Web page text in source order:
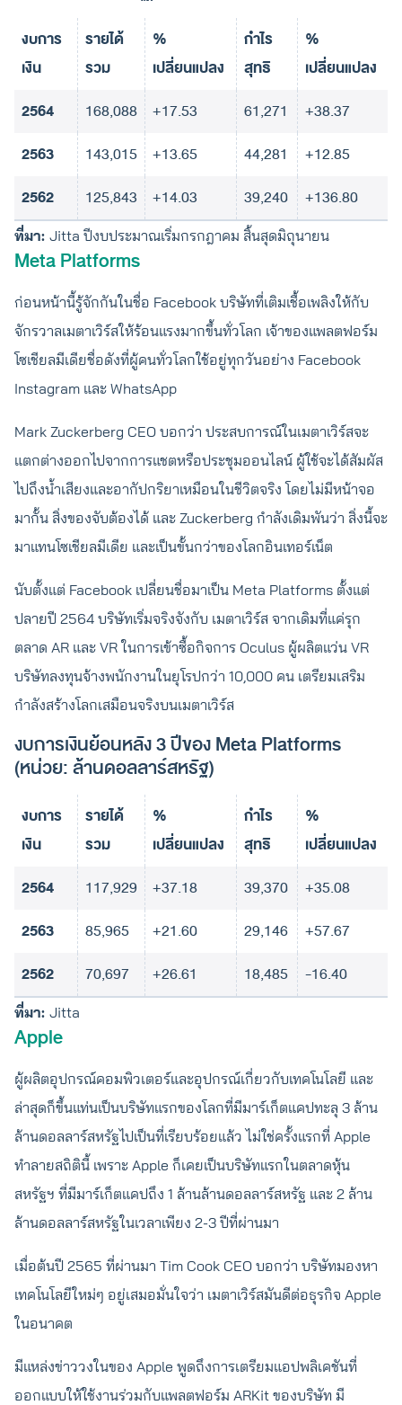
งบการ
เงิน
รายได้
รวม
%
เปลี่ยนแปลง
กำไร
สุทธิ
%
เปลี่ยนแปลง
2564
168,088 +17.53 61,271 +38.37
2563 143,015 +13.65 44,281 +12.85
2562 125,843 +14.03 39,240 +136.80
ที่มา: Jitta ปีงบประมาณเริ่มกรกฎาคม สิ้นสุดมิถุนายน
Meta Platforms
ก่อนหน้านี้รู้จักกันในชื่อ Facebook บริษัทที่เติมเชื้อเพลิงให้กับ
จักรวาลเมตาเวิร์สให้ร้อนแรงมากขึ้นทั่วโลก เจ้าของแพลตฟอร์ม
โซเชียลมีเดียชื่อดังที่ผู้คนทั่วโลกใช้อยู่ทุกวันอย่าง Facebook
Instagram และ WhatsApp
Mark Zuckerberg CEO บอกว่า ประสบการณ์ในเมตาเวิร์สจะ
แตกต่างออกไปจากการแชตหรือประชุมออนไลน์ ผู้ใช้จะได้สัมผัส
ไปถึงน้ำเสียงและอากัปกริยาเหมือนในชีวิตจริง โดยไม่มีหน้าจอ
มากั้น สิ่งของจับต้องได้ และ Zuckerberg กำลังเดิมพันว่า สิ่งนี้จะ
มาแทนโซเชียลมีเดีย และเป็นขั้นกว่าของโลกอินเทอร์เน็ต
นับตั้งแต่ Facebook เปลี่ยนชื่อมาเป็น Meta Platforms ตั้งแต่
ปลายปี 2564 บริษัทเริ่มจริงจังกับ เมตาเวิร์ส จากเดิมที่แค่รุก
ตลาด AR และ VR ในการเข้าซื้อกิจการ Oculus ผู้ผลิตแว่น VR
บริษัทลงทุนจ้างพนักงานในยุโรปกว่า 10,000 คน เตรียมเสริม
กำลังสร้างโลกเสมือนจริงบนเมตาเวิร์ส
งบการเงินย้อนหลัง 3 ปีของ Meta Platforms
(หน่วย: ล้านดอลลาร์สหรัฐ)
งบการ
เงิน
รายได้
รวม
%
เปลี่ยนแปลง
กำไร
สุทธิ
%
เปลี่ยนแปลง
2564
117,929 +37.18 39,370 +35.08
2563 85,965 +21.60 29,146 +57.67
2562 70,697 +26.61 18,485 -16.40
ที่มา: Jitta
Apple
ผู้ผลิตอุปกรณ์คอมพิวเตอร์และอุปกรณ์เกี่ยวกับเทคโนโลยี และ
ล่าสุดก็ขึ้นแท่นเป็นบริษัทแรกของโลกที่มีมาร์เก็ตแคปทะลุ 3 ล้าน
ล้านดอลลาร์สหรัฐไปเป็นที่เรียบร้อยแล้ว ไม่ใช่ครั้งแรกที่ Apple
ทำลายสถิตินี้ เพราะ Apple ก็เคยเป็นบริษัทแรกในตลาดหุ้น
สหรัฐฯ ที่มีมาร์เก็ตแคปถึง 1 ล้านล้านดอลลาร์สหรัฐ และ 2 ล้าน
ล้านดอลลาร์สหรัฐในเวลาเพียง 2-3 ปีที่ผ่านมา
เมื่อต้นปี 2565 ที่ผ่านมา Tim Cook CEO บอกว่า บริษัทมองหา
เทคโนโลยีใหม่ๆ อยู่เสมอมั่นใจว่า เมตาเวิร์สมันดีต่อธุรกิจ Apple
ในอนาคต
มีแหล่งข่าววงในของ Apple พูดถึงการเตรียมแอปพลิเคชันที่
ออกแบบให้ใช้งานร่วมกับแพลตฟอร์ม ARKit ของบริษัท มี